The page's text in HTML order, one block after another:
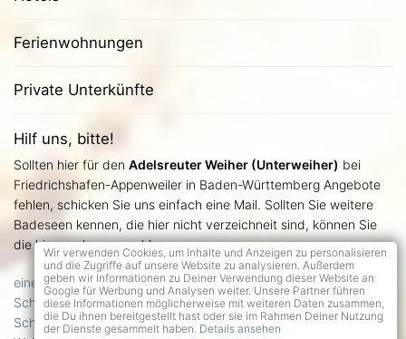
Wir verwenden Cookies, um Inhalte und Anzeigen zu personalisieren
und die Zugriffe auf unsere Website zu analysieren. Außerdem
geben wir Informationen zu Deiner Verwendung dieser Website an
Google für Werbung und Analysen weiter. Unsere Partner führen
diese Informationen möglicherweise mit weiteren Daten zusammen,
die Du ihnen bereitgestellt hast oder sie im Rahmen Deiner Nutzung
der Dienste gesammelt haben. Details ansehen
Ferienwohnungen
Private Unterkünfte
Hilf uns, bitte!
Sollten hier für den Adelsreuter Weiher (Unterweiher) bei
Friedrichshafen-Appenweiler in Baden-Württemberg Angebote
fehlen, schicken Sie uns einfach eine Mail. Sollten Sie weitere
Badeseen kennen, die hier nicht verzeichneit sind, können Sie
die hier auch gern melden.
einen See melden
Schicken Sie uns Fotos zum Adelsreuter Weiher (Unterweiher)
Schlagen Sie uns Übernachtungsmöglichkeiten am Adelsreuter